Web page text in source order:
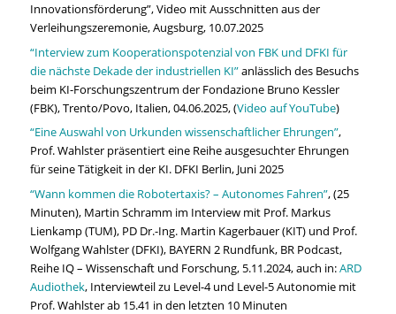
Innovationsförderung”, Video mit Ausschnitten aus der
Verleihungszeremonie, Augsburg, 10.07.2025
“Interview zum Kooperationspotenzial von FBK und DFKI für
die nächste Dekade der industriellen KI”anlässlich des Besuchs
beim KI-Forschungszentrum der Fondazione Bruno Kessler
(FBK), Trento/Povo, Italien, 04.06.2025, (Video auf YouTube)
“Eine Auswahl von Urkunden wissenschaftlicher Ehrungen”,
Prof. Wahlster präsentiert eine Reihe ausgesuchter Ehrungen
für seine Tätigkeit in der KI. DFKI Berlin, Juni 2025
“Wann kommen die Robotertaxis? – Autonomes Fahren”, (25
Minuten), Martin Schramm im Interview mit Prof. Markus
Lienkamp (TUM), PD Dr.-Ing. Martin Kagerbauer (KIT) und Prof.
Wolfgang Wahlster (DFKI), BAYERN 2 Rundfunk, BR Podcast,
Reihe IQ – Wissenschaft und Forschung, 5.11.2024, auch in:ARD
Audiothek, Interviewteil zu Level-4 und Level-5 Autonomie mit
Prof. Wahlster ab 15.41 in den letzten 10 Minuten